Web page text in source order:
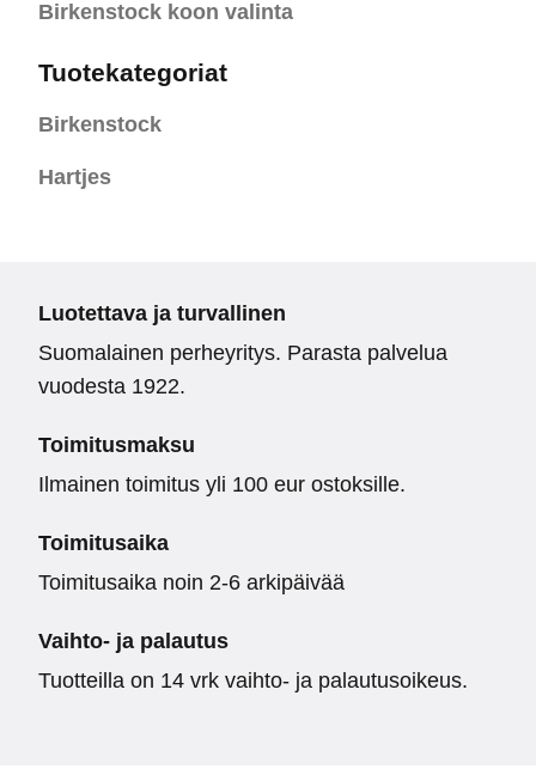
Birkenstock koon valinta
Tuotekategoriat
Birkenstock
Hartjes
Luotettava ja turvallinen
Suomalainen perheyritys. Parasta palvelua
vuodesta 1922.
Toimitusmaksu
Ilmainen toimitus yli 100 eur ostoksille.
Toimitusaika
Toimitusaika noin 2-6 arkipäivää
Vaihto- ja palautus
Tuotteilla on 14 vrk vaihto- ja palautusoikeus.